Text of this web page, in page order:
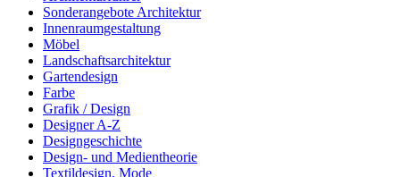
Sonderangebote Architektur
Innenraumgestaltung
Möbel
Landschaftsarchitektur
Gartendesign
Farbe
Grafik / Design
Designer A-Z
Designgeschichte
Design- und Medientheorie
Textildesign, Mode